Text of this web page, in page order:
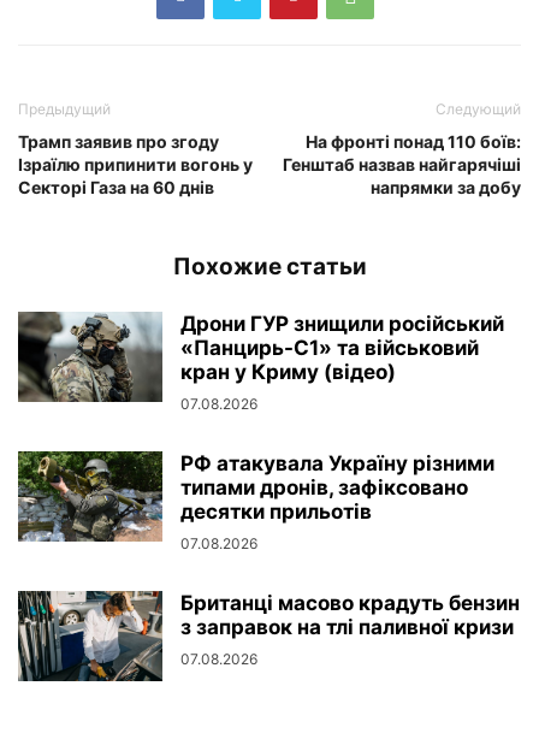
Предыдущий
Трамп заявив про згоду
Ізраїлю припинити вогонь у
Секторі Газа на 60 днів
Следующий
На фронті понад 110 боїв:
Генштаб назвав найгарячіші
напрямки за добу
Похожие статьи
Дрони ГУР знищили російський
«Панцирь-С1» та військовий
кран у Криму (відео)
07.08.2026
РФ атакувала Україну різними
типами дронів, зафіксовано
десятки прильотів
07.08.2026
Британці масово крадуть бензин
з заправок на тлі паливної кризи
07.08.2026